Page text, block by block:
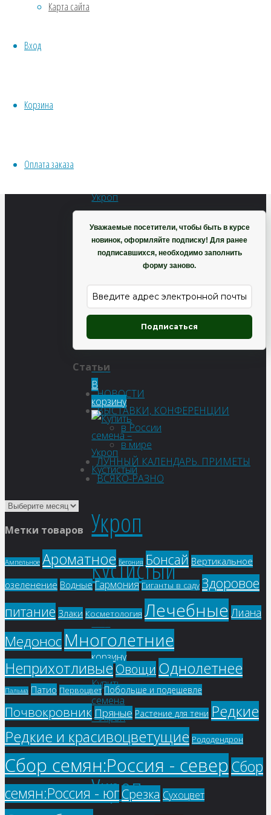
Карта сайта
Вход
Корзина
Оплата заказа
Укроп
Кудесник
53₽
В
корзину
Укроп
Кустистый
54₽
В
корзину
Укроп
Хвойники
ИНСТРУМЕНТЫ, ОБОРУДОВАНИЕ
Уважаемые посетители, чтобы быть в курсе
новинок, оформляйте подписку! Для ранее
подписавшихся, необходимо заполнить
форму заново.
Подписаться
Статьи
НОВОСТИ
ВЫСТАВКИ, КОНФЕРЕНЦИИ
в России
в мире
ЛУННЫЙ КАЛЕНДАРЬ. ПРИМЕТЫ
ВСЯКО-РАЗНО
Метки товаров
Ампельное Ароматное Бегония Бонсай Вертикальное
озеленение Водные Гармония Гиганты в саду Здоровое
питание Злаки Косметология Лечебные Лиана
МедоносМноголетние
Неприхотливые Овощи Однолетнее
Пальма Патио Первоцвет Побольше и подешевле
Почвокровник Пряные Растение для тени Редкие
Редкие и красивоцветущие Рододендрон
Сбор семян:Россия - северСбор
семян:Россия - югСрезка Сухоцвет